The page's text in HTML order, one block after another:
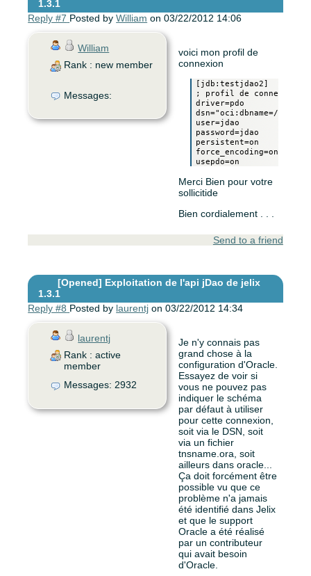
1.3.1
Reply #7 Posted byWilliam on 03/22/2012 14:06
William
Rank : new member
Messages:
voici mon profil de
connexion
[jdb:testjdao2]
; profil de connexion à
driver=pdo
dsn="oci:dbname=//
user=jdao
password=jdao
persistent=on
force_encoding=on
Merci Bien pour votre
sollicitide
Bien cordialement . . .
Send to a friend
[Opened] Exploitation de l'api jDao de jelix
1.3.1
Reply #8 Posted by laurentj on 03/22/2012 14:34
laurentj
Rank : active
member
Messages: 2932
Je n'y connais pas
grand chose à la
configuration d'Oracle.
Essayez de voir si
vous ne pouvez pas
indiquer le schéma
par défaut à utiliser
pour cette connexion,
soit via le DSN, soit
via un fichier
tnsname.ora, soit
ailleurs dans oracle...
Ça doit forcément être
possible vu que ce
problème n'a jamais
été identifié dans Jelix
et que le support
Oracle a été réalisé
par un contributeur
qui avait besoin
d'Oracle.